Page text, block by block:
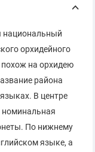
национальный
орхидейного
похож на орхидею
района
В центре
номинальная
По нижнему
языке, а